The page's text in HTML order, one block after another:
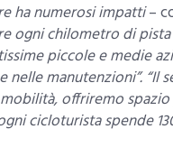
ha numerosi impatti–
ogni chilometro di
piccole e medie
manutenzioni”. “Il
offriremo
cicloturista spende